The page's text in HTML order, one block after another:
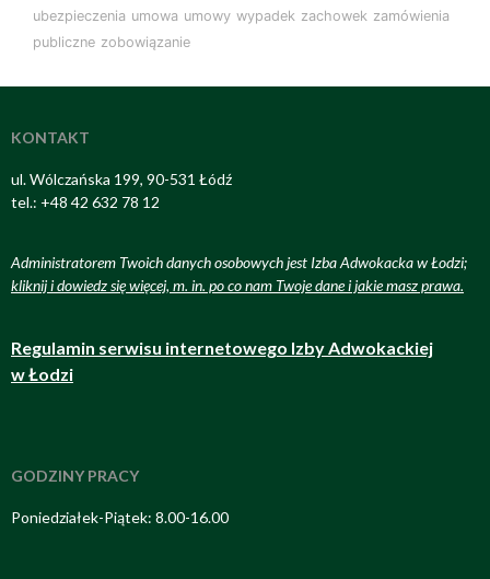
ubezpieczenia umowa umowy wypadek zachowek zamówienia
publiczne zobowiązanie
KONTAKT
ul. Wólczańska 199, 90-531 Łódź
tel.: +48 42 632 78 12
Administratorem Twoich danych osobowych jest Izba Adwokacka w Łodzi;
kliknij i dowiedz się więcej, m. in. po co nam Twoje dane i jakie masz prawa.
Regulamin serwisu internetowego Izby Adwokackiej
w Łodzi
GODZINY PRACY
Poniedziałek-Piątek: 8.00-16.00